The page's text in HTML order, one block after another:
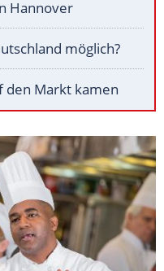
Hannover
möglich?
den Markt kamen